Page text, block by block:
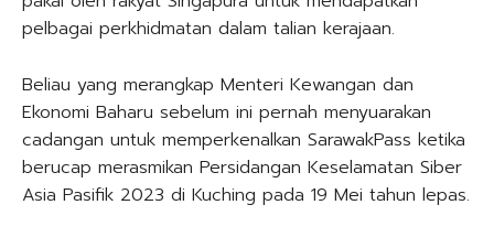
pelbagai perkhidmatan dalam talian kerajaan.
Beliau yang merangkap Menteri Kewangan dan
Ekonomi Baharu sebelum ini pernah menyuarakan
cadangan untuk memperkenalkan SarawakPass ketika
berucap merasmikan Persidangan Keselamatan Siber
Asia Pasifik 2023 di Kuching pada 19 Mei tahun lepas.